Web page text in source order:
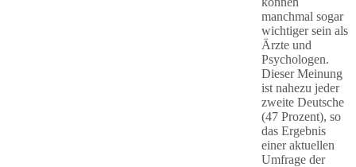
manchmal sogar
wichtiger sein als
Ärzte und
Psychologen.
Dieser Meinung
ist nahezu jeder
zweite Deutsche
(47 Prozent), so
das Ergebnis
einer aktuellen
Umfrage der